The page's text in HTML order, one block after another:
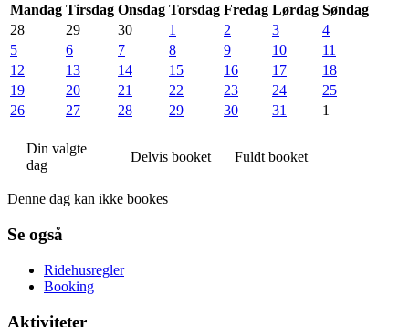
Mandag Tirsdag Onsdag Torsdag Fredag Lørdag Søndag
28
29 30 1 2 3
4
5
6 7 8 9 10
11
12
13 14 15 16 17
18
19
20 21 22 23 24
25
26
27 28 29 30 31 1
Din valgte
dag
Delvis booket Fuldt booket
Denne dag kan ikke bookes
Se også
Ridehusregler
Booking
Aktiviteter